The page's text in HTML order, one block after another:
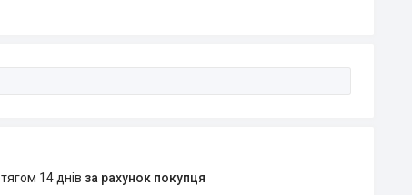
14 днів за рахунок покупця